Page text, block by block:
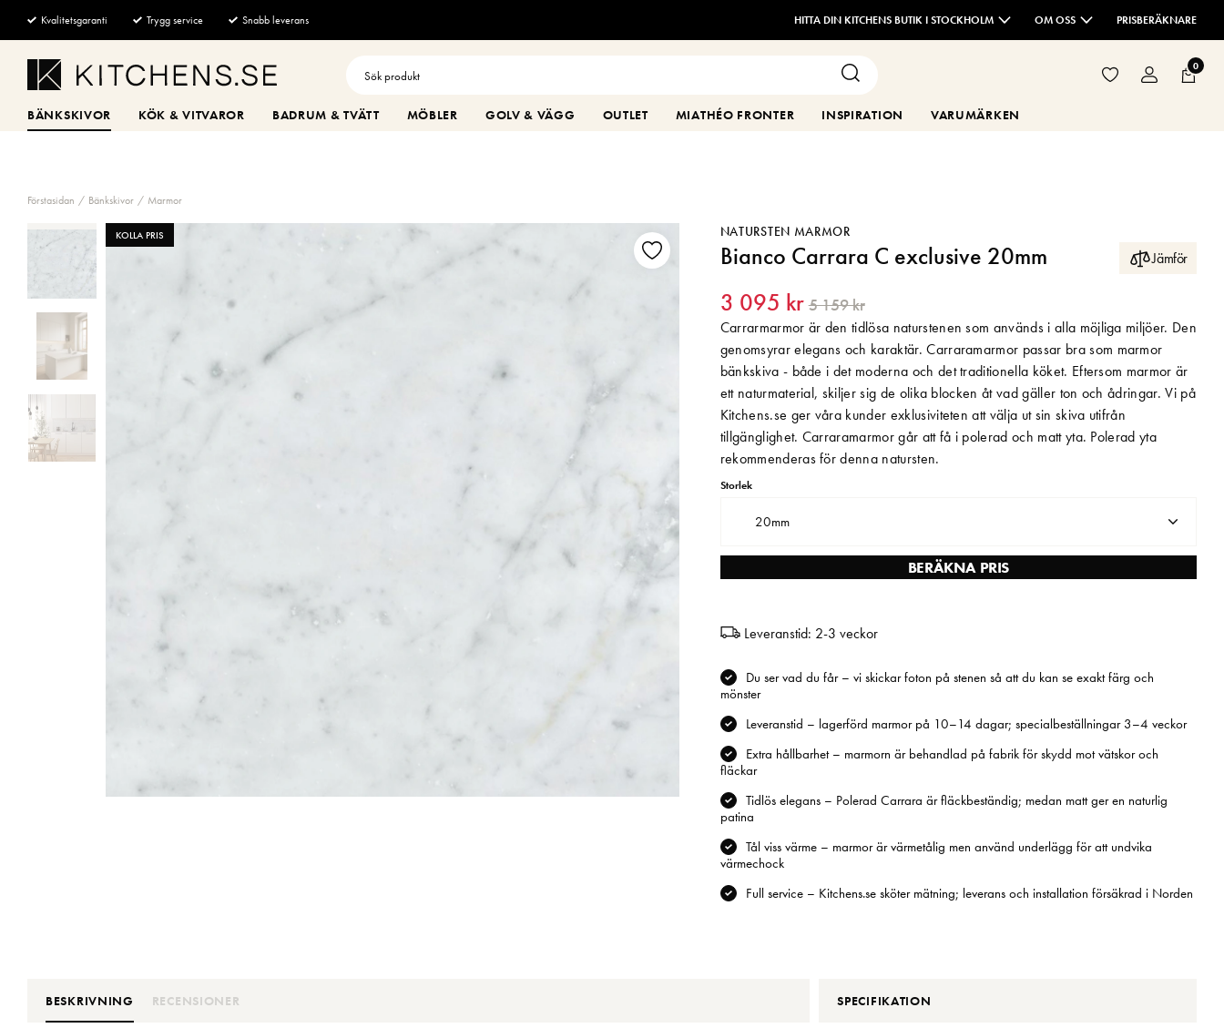
HITTA DIN KITCHENS BUTIK I STOCKHOLM OM OSS PRISBERÄKNARE
Kvalitetsgaranti Trygg service Snabb leverans
0
BÄNKSKIVOR KÖK & VITVAROR BADRUM & TVÄTT MÖBLER GOLV & VÄGG OUTLET MIATHÉO FRONTER INSPIRATION VARUMÄRKEN
Förstasidan Bänkskivor Marmor
KOLLA PRIS NATURSTEN MARMOR
Bianco Carrara C exclusive 20mm Jämför
3 095 kr 5 159 kr
Carrarmarmor är den tidlösa naturstenen som används i alla möjliga miljöer. Den
genomsyrar elegans och karaktär. Carraramarmor passar bra som marmor
bänkskiva - både i det moderna och det traditionella köket. Eftersom marmor är
ett naturmaterial, skiljer sig de olika blocken åt vad gäller ton och ådringar. Vi på
Kitchens.se ger våra kunder exklusiviteten att välja ut sin skiva utifrån
tillgänglighet. Carraramarmor går att få i polerad och matt yta. Polerad yta
rekommenderas för denna natursten.
Storlek
20mm
BERÄKNA PRIS
Leveranstid: 2-3 veckor
Du ser vad du får – vi skickar foton på stenen så att du kan se exakt färg och
mönster
Leveranstid – lagerförd marmor på 10–14 dagar; specialbeställningar 3–4 veckor
Extra hållbarhet – marmorn är behandlad på fabrik för skydd mot vätskor och
fläckar
Tidlös elegans – Polerad Carrara är fläckbeständig; medan matt ger en naturlig
patina
Tål viss värme – marmor är värmetålig men använd underlägg för att undvika
värmechock
Full service – Kitchens.se sköter mätning; leverans och installation försäkrad i Norden
BESKRIVNING RECENSIONER SPECIFIKATION